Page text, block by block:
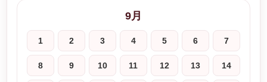
9月
1 2 3 4 5 6 7
8 9 10 11 12 13 14